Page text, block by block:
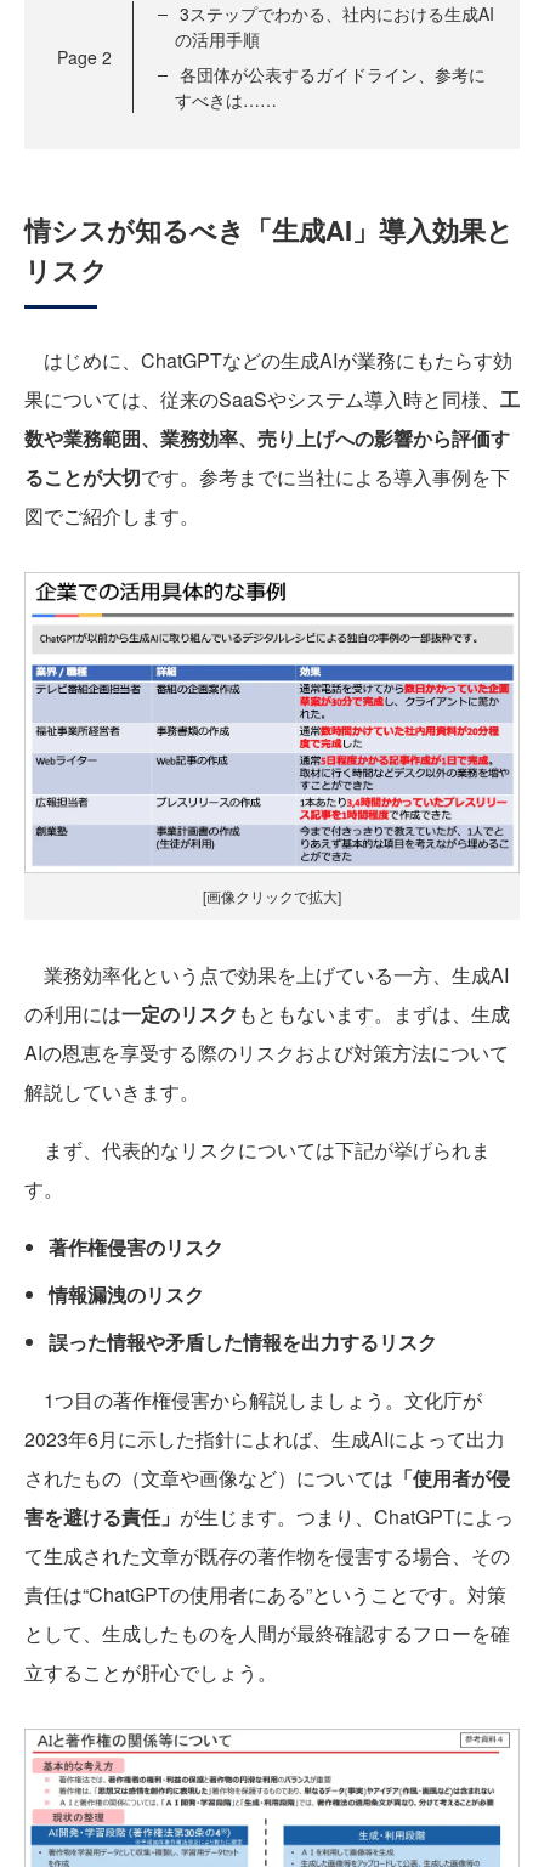
Page 2
3ステップでわかる、社内における生成AI
の活用手順
各団体が公表するガイドライン、参考に
すべきは……
情シスが知るべき「生成AI」導入効果と
リスク
はじめに、ChatGPTなどの生成AIが業務にもたらす効
果については、従来のSaaSやシステム導入時と同様、 工
数や業務範囲、業務効率、売り上げへの影響から評価す
ることが大切です。参考までに当社による導入事例を下
図でご紹介します。
[画像クリックで拡大]
業務効率化という点で効果を上げている一方、生成AI
の利用には一定のリスク もともないます。まずは、生成
AIの恩恵を享受する際のリスクおよび対策方法について
解説していきます。
まず、代表的なリスクについては下記が挙げられま
す。
著作権侵害のリスク
情報漏洩のリスク
誤った情報や矛盾した情報を出力するリスク
1つ目の著作権侵害から解説しましょう。文化庁が
2023年6月に示した指針によれば、生成AIによって出力
されたもの（文章や画像など）については 「使用者が侵
害を避ける責任」 が生じます。つまり、ChatGPTによっ
て生成された文章が既存の著作物を侵害する場合、その
責任は“ChatGPTの使用者にある”ということです。対策
として、生成したものを人間が最終確認するフローを確
立することが肝心でしょう。